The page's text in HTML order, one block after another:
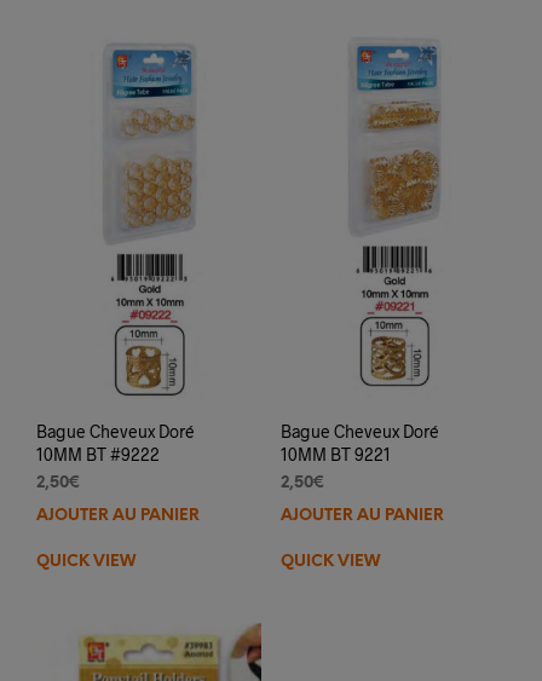
Bague Cheveux Doré
10MM BT #9222
2,50€
AJOUTER AU PANIER
QUICK VIEW
Bague Cheveux Doré
10MM BT 9221
2,50€
AJOUTER AU PANIER
QUICK VIEW